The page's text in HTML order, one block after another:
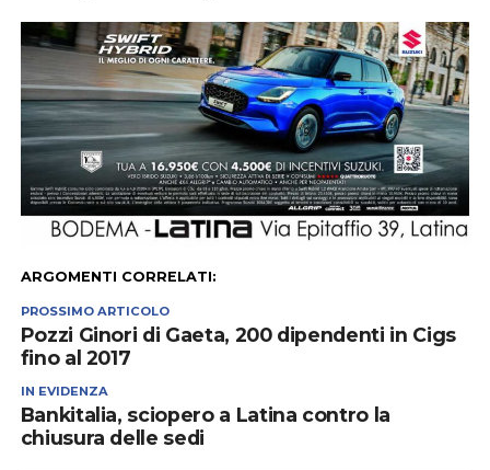
ARGOMENTI CORRELATI:
PROSSIMO ARTICOLO
Pozzi Ginori di Gaeta, 200 dipendenti in Cigs
fino al 2017
IN EVIDENZA
Bankitalia, sciopero a Latina contro la
chiusura delle sedi